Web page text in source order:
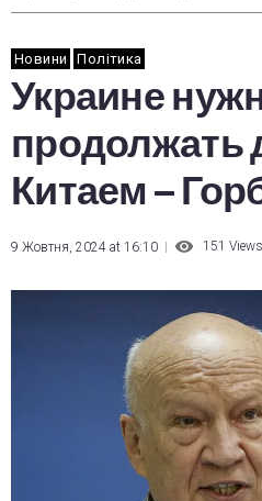
Новини Політика
Украине
продолжать
Китаем –
9 Жовтня, 2024 at 16:10 151 Views